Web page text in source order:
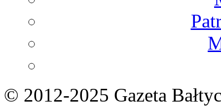
© 2012-2025 Gazeta